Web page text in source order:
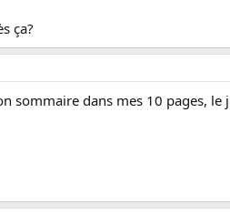
ça?
sommaire dans mes 10 pages,